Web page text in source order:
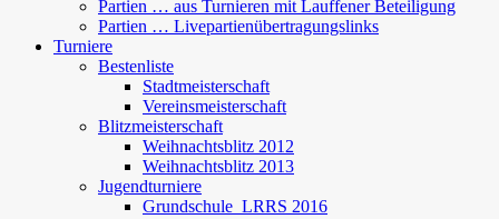
Partien … aus Turnieren mit Lauffener Beteiligung
Partien … Livepartienübertragungslinks
Turniere
Bestenliste
Stadtmeisterschaft
Vereinsmeisterschaft
Blitzmeisterschaft
Weihnachtsblitz 2012
Weihnachtsblitz 2013
Jugendturniere
Grundschule_LRRS 2016